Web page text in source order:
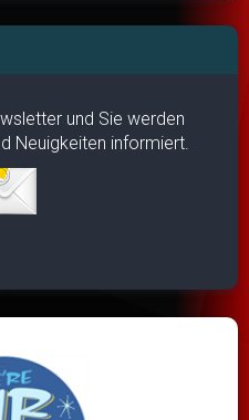
und Sie werden
Neuigkeiten informiert.